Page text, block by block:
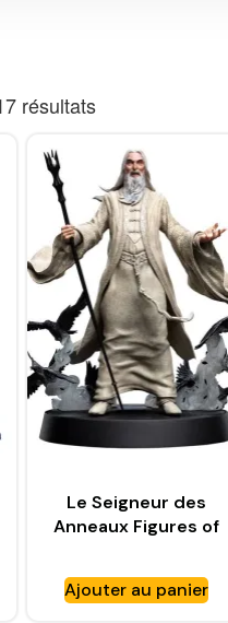
résultats
Le Seigneur des
Anneaux Figures of
PVC Saruman the
White – WETA
Ajouter au panier